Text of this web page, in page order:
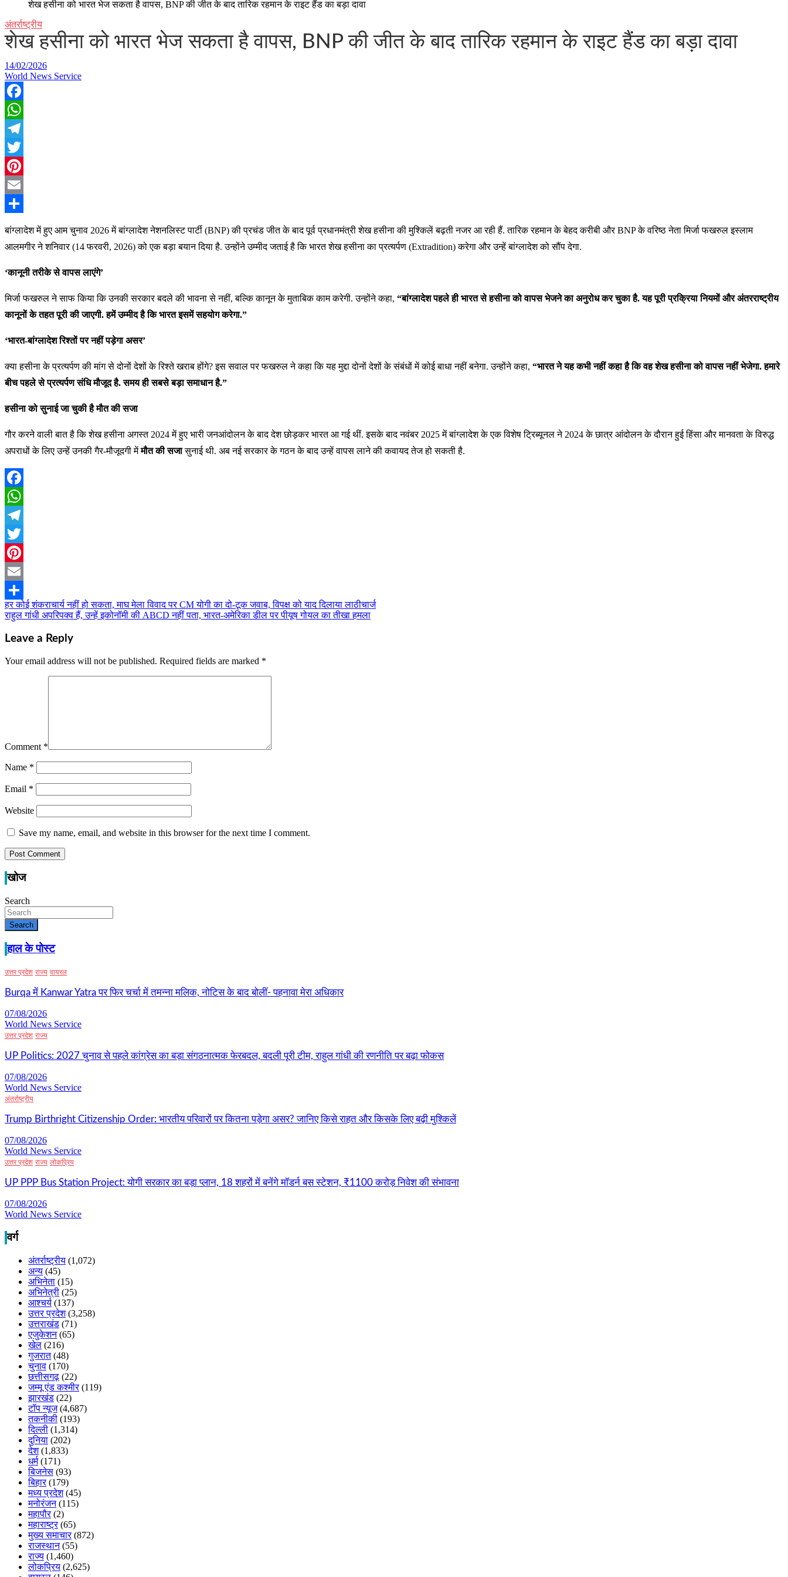
शेख हसीना को भारत भेज सकता है वापस, BNP की जीत के बाद तारिक रहमान के राइट हैंड का बड़ा दावा
अंतर्राष्ट्रीय
शेख हसीना को भारत भेज सकता है वापस, BNP की जीत के बाद तारिक रहमान के राइट हैंड का बड़ा दावा
14/02/2026
World News Service
Facebook
WhatsApp
Telegram
Twitter
Pinterest
Email
बांग्लादेश में हुए आम चुनाव 2026 में बांग्लादेश नेशनलिस्ट पार्टी (BNP) की प्रचंड जीत के बाद पूर्व प्रधानमंत्री शेख हसीना की मुश्किलें बढ़ती नजर आ रही हैं. तारिक रहमान के बेहद करीबी और BNP के वरिष्ठ नेता मिर्जा फखरुल इस्लाम
आलमगीर ने शनिवार (14 फरवरी, 2026) को एक बड़ा बयान दिया है. उन्होंने उम्मीद जताई है कि भारत शेख हसीना का प्रत्यर्पण (Extradition) करेगा और उन्हें बांग्लादेश को सौंप देगा.
‘कानूनी तरीके से वापस लाएंगे’
मिर्जा फखरुल ने साफ किया कि उनकी सरकार बदले की भावना से नहीं, बल्कि कानून के मुताबिक काम करेगी. उन्होंने कहा, “बांग्लादेश पहले ही भारत से हसीना को वापस भेजने का अनुरोध कर चुका है. यह पूरी प्रक्रिया नियमों और अंतरराष्ट्रीय
कानूनों के तहत पूरी की जाएगी. हमें उम्मीद है कि भारत इसमें सहयोग करेगा.”
‘भारत-बांग्लादेश रिश्तों पर नहीं पड़ेगा असर’
क्या हसीना के प्रत्यर्पण की मांग से दोनों देशों के रिश्ते खराब होंगे? इस सवाल पर फखरुल ने कहा कि यह मुद्दा दोनों देशों के संबंधों में कोई बाधा नहीं बनेगा. उन्होंने कहा, “भारत ने यह कभी नहीं कहा है कि वह शेख हसीना को वापस नहीं भेजेगा. हमारे
बीच पहले से प्रत्यर्पण संधि मौजूद है. समय ही सबसे बड़ा समाधान है.”
हसीना को सुनाई जा चुकी है मौत की सजा
गौर करने वाली बात है कि शेख हसीना अगस्त 2024 में हुए भारी जनआंदोलन के बाद देश छोड़कर भारत आ गई थीं. इसके बाद नवंबर 2025 में बांग्लादेश के एक विशेष ट्रिब्यूनल ने 2024 के छात्र आंदोलन के दौरान हुई हिंसा और मानवता के विरुद्ध
अपराधों के लिए उन्हें उनकी गैर-मौजूदगी मेंमौत की सजासुनाई थी. अब नई सरकार के गठन के बाद उन्हें वापस लाने की कवायद तेज हो सकती है.
Facebook
WhatsApp
Telegram
Twitter
Pinterest
Email
Share
Post
navigation
हर कोई शंकराचार्य नहीं हो सकता, माघ मेला विवाद पर CM योगी का दो-टूक जवाब, विपक्ष को याद दिलाया लाठीचार्ज
राहुल गांधी अपरिपक्व हैं, उन्हें इकोनॉमी की ABCD नहीं पता, भारत-अमेरिका डील पर पीयूष गोयल का तीखा हमला
Leave a Reply
Your email address will not be published. Required fields are marked *
Comment *
Name *
Email *
Website
Save my name, email, and website in this browser for the next time I comment.
खोज
Search
Search
हाल के पोस्ट
उत्तर प्रदेश राज्य वायरल
Burqa में Kanwar Yatra पर फिर चर्चा में तमन्ना मलिक, नोटिस के बाद बोलीं- पहनावा मेरा अधिकार
07/08/2026
World News Service
उत्तर प्रदेश राज्य
UP Politics: 2027 चुनाव से पहले कांग्रेस का बड़ा संगठनात्मक फेरबदल, बदली पूरी टीम, राहुल गांधी की रणनीति पर बढ़ा फोकस
07/08/2026
World News Service
अंतर्राष्ट्रीय
Trump Birthright Citizenship Order: भारतीय परिवारों पर कितना पड़ेगा असर? जानिए किसे राहत और किसके लिए बढ़ी मुश्किलें
07/08/2026
World News Service
उत्तर प्रदेश राज्य लोकप्रिय
UP PPP Bus Station Project: योगी सरकार का बड़ा प्लान, 18 शहरों में बनेंगे मॉडर्न बस स्टेशन, ₹1100 करोड़ निवेश की संभावना
07/08/2026
World News Service
वर्ग
अंतर्राष्ट्रीय (1,072)
अन्य (45)
अभिनेता (15)
अभिनेत्री (25)
आश्चर्य (137)
उत्तर प्रदेश(3,258)
उत्तराखंड (71)
एजुकेशन(65)
खेल (216)
गुजरात(48)
चुनाव (170)
छत्तीसगढ़ (22)
जम्मू एंड कश्मीर(119)
झारखंड (22)
टॉप न्यूज(4,687)
तकनीकी (193)
दिल्ली (1,314)
दुनिया (202)
देश(1,833)
धर्म(171)
बिजनेस (93)
बिहार(179)
मध्य प्रदेश(45)
मनोरंजन(115)
महापौर(2)
महाराष्ट्र(65)
मुख्य समाचार(872)
राजस्थान(55)
राज्य (1,460)
लोकप्रिय (2,625)